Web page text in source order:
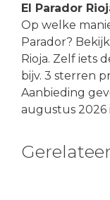
El Parador
Op welke
Parador?
Rioja. Zelf iets
bijv. 3 sterren
Aanbieding
augustus 2026